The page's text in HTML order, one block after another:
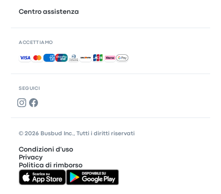
SEGUICI
Centro assistenza
ACCETTIAMO
Pagamenti accettati
© 2026 Busbud Inc., Tutti i diritti riservati
Condizioni d'uso
Privacy
Politica di rimborso